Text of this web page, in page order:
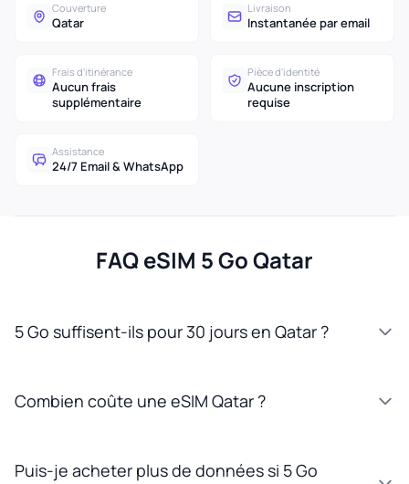
Couverture
Qatar
Livraison
Instantanée par email
Frais d'itinérance
Aucun frais
supplémentaire
Pièce d'identité
Aucune inscription
requise
Assistance
24/7 Email & WhatsApp
FAQ eSIM 5 Go Qatar
5 Go suffisent-ils pour 30 jours en Qatar ?
Combien coûte une eSIM Qatar ?
Puis-je acheter plus de données si 5 Go